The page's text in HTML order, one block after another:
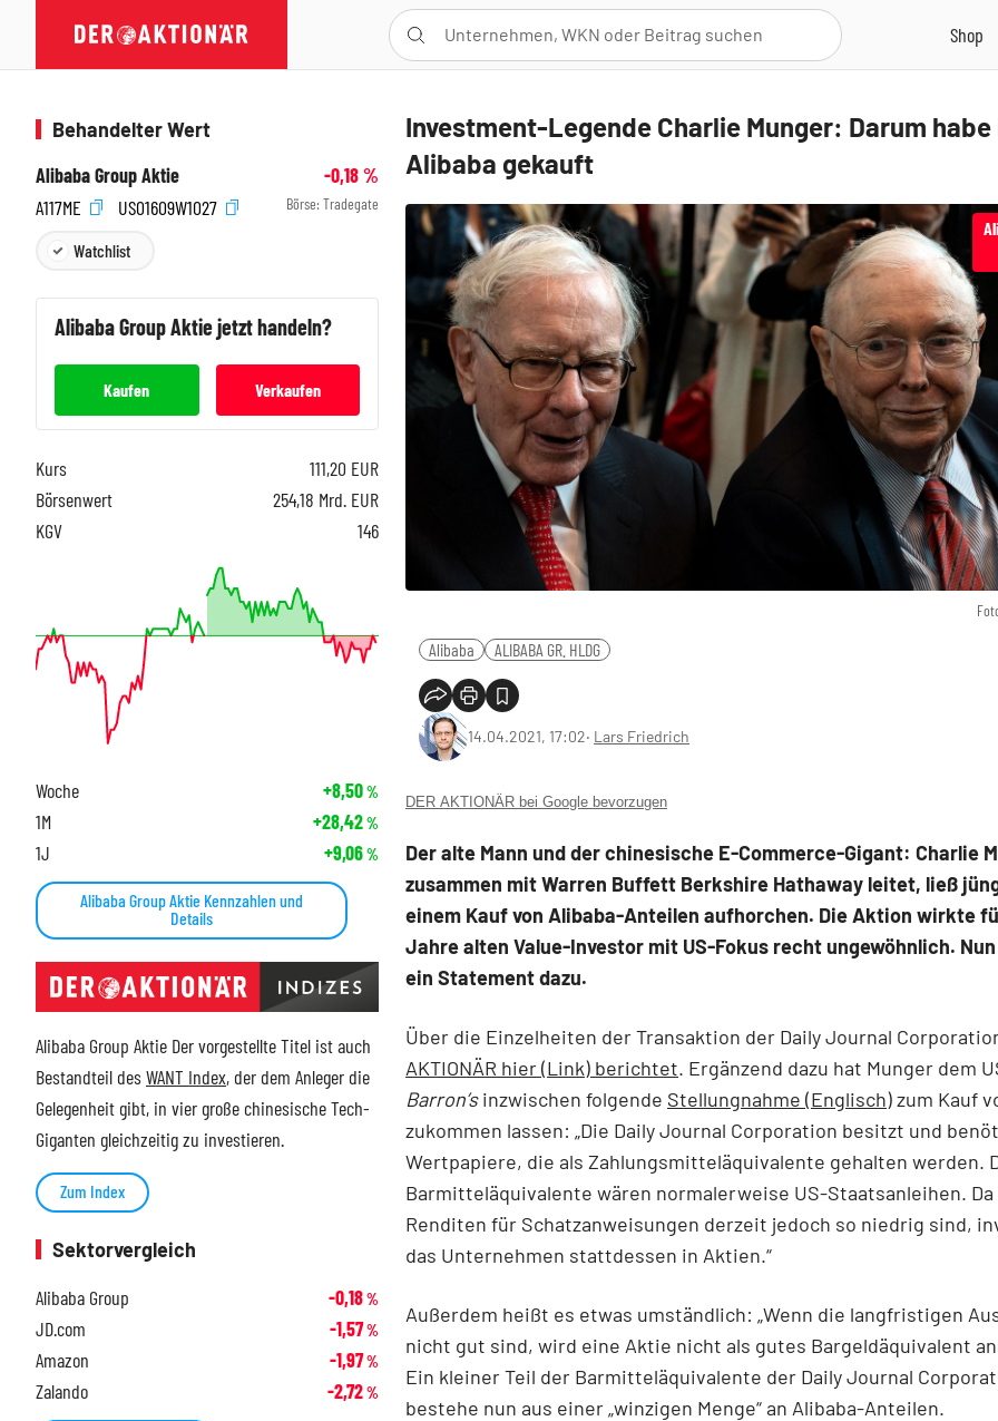
Investment-Legende Charlie Munger: Darum habe
Alibaba gekauft
Alibaba ALIBABA GR. HLDG
14.04.2021, 17:02‧ Lars Friedrich
DER AKTIONÄR bei Google bevorzugen
Der alte Mann und der chinesische E-Commerce-Gigant: Charlie
zusammen mit Warren Buffett Berkshire Hathaway leitet, ließ
einem Kauf von Alibaba-Anteilen aufhorchen. Die Aktion wirkte
Jahre alten Value-Investor mit US-Fokus recht ungewöhnlich.
ein Statement dazu.
Über die Einzelheiten der Transaktion der Daily Journal
AKTIONÄR hier (Link) berichtet. Ergänzend dazu hat Munger dem
Barron’sinzwischen folgende Stellungnahme (Englisch)zum Kauf
zukommen lassen: „Die Daily Journal Corporation besitzt und
Wertpapiere, die als Zahlungsmitteläquivalente gehalten werden.
Barmitteläquivalente wären normalerweise US-Staatsanleihen. Da
Renditen für Schatzanweisungen derzeit jedoch so niedrig sind,
das Unternehmen stattdessen in Aktien.“
Außerdem heißt es etwas umständlich: „Wenn die langfristigen
nicht gut sind, wird eine Aktie nicht als gutes Bargeldäquivalent
Ein kleiner Teil der Barmitteläquivalente der Daily Journal
bestehe nun aus einer „winzigen Menge“ an Alibaba-Anteilen.
Behandelter Wert
Alibaba Group Aktie
-0,18%
A117ME
US01609W1027 Börse: Tradegate
Watchlist
Alibaba GroupAktie jetzt handeln?
Kaufen Verkaufen
Kurs 111,20 EUR
Börsenwert
254,18 Mrd. EUR
KGV
146
Woche +8,50%
1M +28,42%
1J +9,06%
Alibaba Group Aktie Kennzahlen und
Details
Alibaba Group Aktie Der vorgestellte Titel ist auch
Bestandteil desWANT Index, der dem Anleger die
Gelegenheit gibt, in vier große chinesische Tech-
Giganten gleichzeitig zu investieren.
Zum Index
Sektorvergleich
Alibaba Group
-0,18%
JD.com -1,57%
Amazon -1,97%
Zalando -2,72%